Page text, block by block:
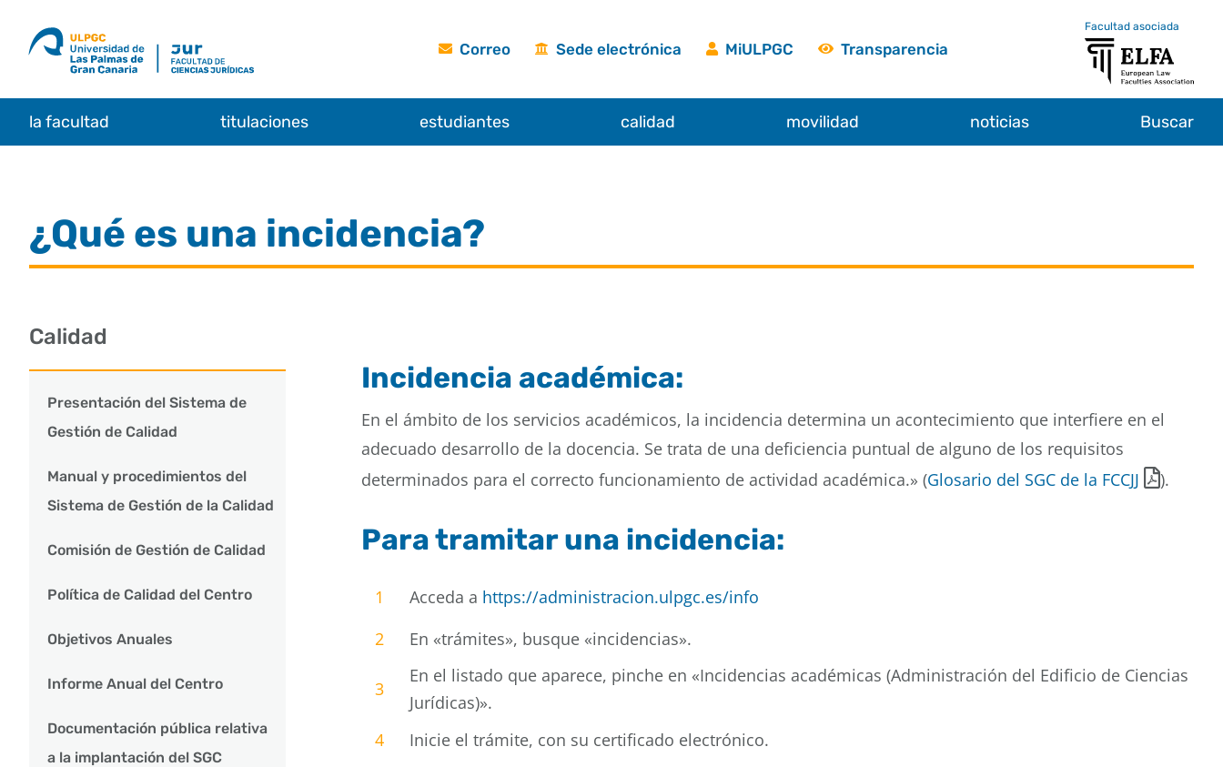
contenido
Correo Sede electrónica MiULPGC Transparencia
Facultad asociada
la facultad titulaciones estudiantes calidad movilidad noticias Buscar
¿Qué es una incidencia?
Calidad
Presentación del Sistema de
Gestión de Calidad
Manual y procedimientos del
Sistema de Gestión de la Calidad
Comisión de Gestión de Calidad
Política de Calidad del Centro
Objetivos Anuales
Informe Anual del Centro
Documentación pública relativa
a la implantación del SGC
Incidencia académica:
En el ámbito de los servicios académicos, la incidencia determina un acontecimiento que interfiere en el
adecuado desarrollo de la docencia. Se trata de una deficiencia puntual de alguno de los requisitos
determinados para el correcto funcionamiento de actividad académica.» (Glosario del SGC de la FCCJJ ).
Para tramitar una incidencia:
1 Acceda a https://administracion.ulpgc.es/info
2
En «trámites», busque «incidencias».
3
En el listado que aparece, pinche en «Incidencias académicas (Administración del Edificio de Ciencias
Jurídicas)».
4
Inicie el trámite, con su certificado electrónico.